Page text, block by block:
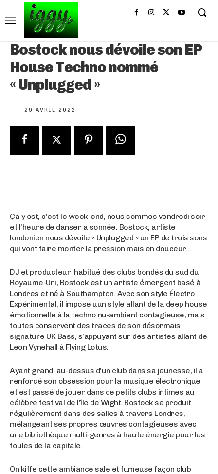
Bostock nous dévoile son EP
House Techno nommé
« Unplugged »
29 AVRIL 2022
Ça y est, c’est le week-end, nous sommes vendredi soir
et l’heure de danser a sonnée. Bostock, artiste
londonien nous dévoile « Unplugged » un EP de trois sons
qui vont faire monter la pression mais en douceur…
DJ et producteur habitué des clubs bondés du sud du
Royaume-Uni, Bostock est un artiste émergent basé à
Londres et né à Southampton. Avec son style Électro
Expérimental, il impose uun style allant de la deep house
émotionnelle à la techno nu-ambient contagieuse, mais
toutes conservent des traces de son désormais
signature UK Bass, s’appuyant sur des artistes allant de
Leon Vynehall à Flying Lotus.
Ayant grandi au-dessus d’un club dans sa jeunesse, il a
renforcé son obsession pour la musique électronique
et est passé de jouer dans de petits clubs intimes au
célèbre festival de l’île de Wight. Bostock se produit
régulièrement dans des salles à travers Londres,
mélangeant ses propres œuvres contagieuses avec
une bibliothèque multi-genres à haute énergie pour les
foules de la capitale.
On kiffe cette ambiance sale et fumeuse façon club